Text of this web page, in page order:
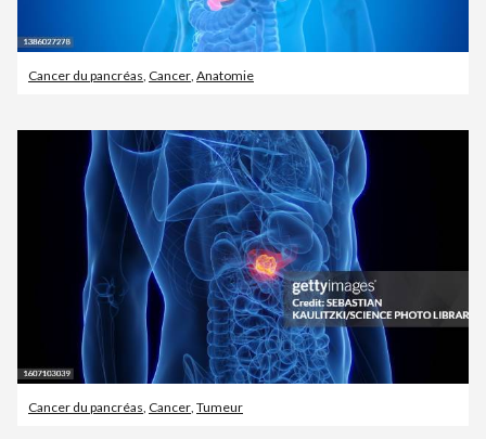
Cancer du pancréas Cancer Anatomie
Cancer du pancréas Cancer Tumeur